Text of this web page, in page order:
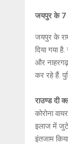
जयपुर के 7
जयपुर के
दिया गया
और
कर रहे हैं.
राउण्ड दी
कोरोना
इलाज में जुटे
इंतजाम